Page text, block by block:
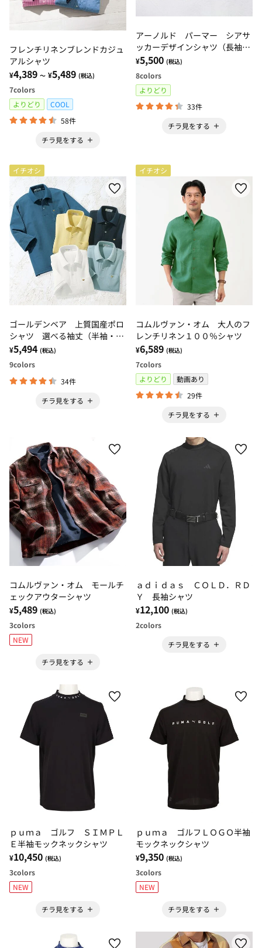
フレンチリネンブレンドカジュ
アルシャツ
¥4,389 ～ ¥5,489 (税込)
7colors
よりどり
COOL
58件
チラ見をする
アーノルド パーマー シアサ
ッカーデザインシャツ（長袖・
７分袖）
¥5,500 (税込)
8colors
よりどり
33件
チラ見をする
イチオシ
ゴールデンベア 上質国産ポロ
シャツ 選べる袖丈（半袖・７
分袖）
¥5,494 (税込)
9colors
34件
チラ見をする
イチオシ
コムルヴァン・オム 大人のフ
レンチリネン１００％シャツ
¥6,589 (税込)
7colors
よりどり
動画あり
29件
チラ見をする
コムルヴァン・オム モールチ
ェックアウターシャツ
¥5,489 (税込)
3colors
NEW
チラ見をする
ａｄｉｄａｓ ＣＯＬＤ．ＲＤ
Ｙ 長袖シャツ
¥12,100 (税込)
2colors
チラ見をする
ｐｕｍａ ゴルフ ＳＩＭＰＬ
Ｅ半袖モックネックシャツ
¥10,450 (税込)
3colors
NEW
チラ見をする
ｐｕｍａ ゴルフＬＯＧＯ半袖
モックネックシャツ
¥9,350 (税込)
3colors
NEW
チラ見をする